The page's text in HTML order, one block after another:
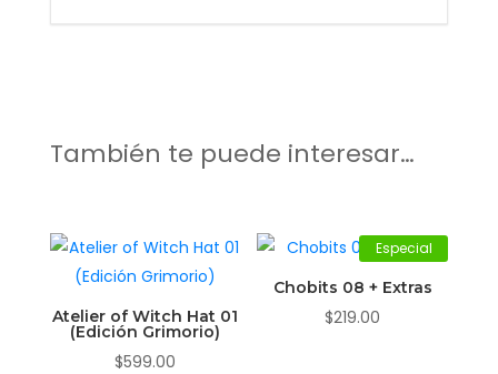
También te puede interesar…
Atelier of Witch Hat 01
(Edición Grimorio)
$599.00
Especial
Chobits 08 + Extras
$219.00